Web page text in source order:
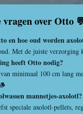
vragen over Otto
en hoe oud worden
Met de juiste verzorging
heeft Otto nodig?
minimaal 100 cm lang
mannetjes-axolotl?
speciale axolotl-pellets,